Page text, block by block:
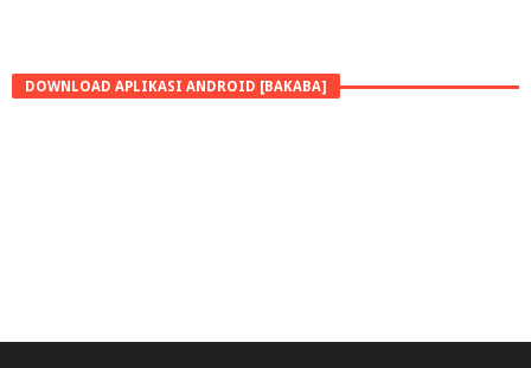
DOWNLOAD APLIKASI ANDROID [BAKABA]